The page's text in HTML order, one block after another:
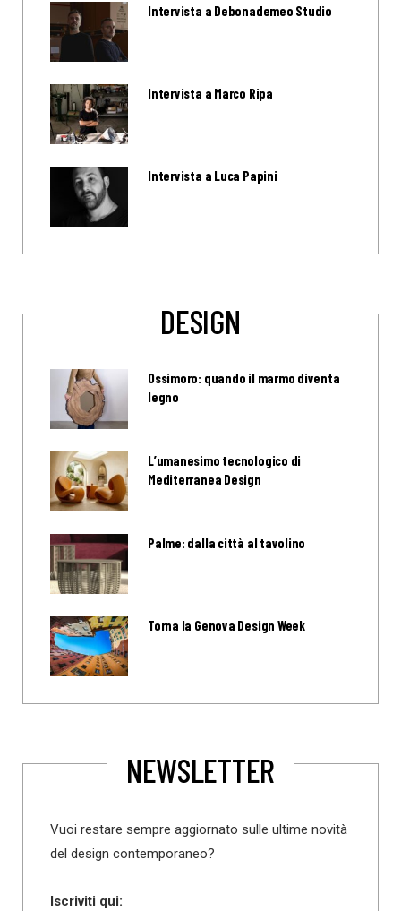
Intervista a Debonademeo Studio
Intervista a Marco Ripa
Intervista a Luca Papini
DESIGN
Ossimoro: quando il marmo diventa
legno
L’umanesimo tecnologico di
Mediterranea Design
Palme: dalla città al tavolino
Torna la Genova Design Week
NEWSLETTER
Vuoi restare sempre aggiornato sulle ultime novità
del design contemporaneo?
Iscriviti qui: